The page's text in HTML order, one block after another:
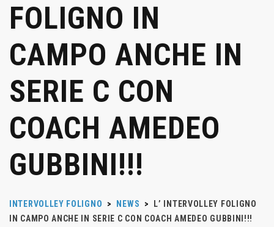
FOLIGNO IN
CAMPO ANCHE IN
SERIE C CON
COACH AMEDEO
GUBBINI!!!
INTERVOLLEY FOLIGNO > NEWS >
L’ INTERVOLLEY FOLIGNO
IN CAMPO ANCHE IN SERIE C CON COACH AMEDEO GUBBINI!!!